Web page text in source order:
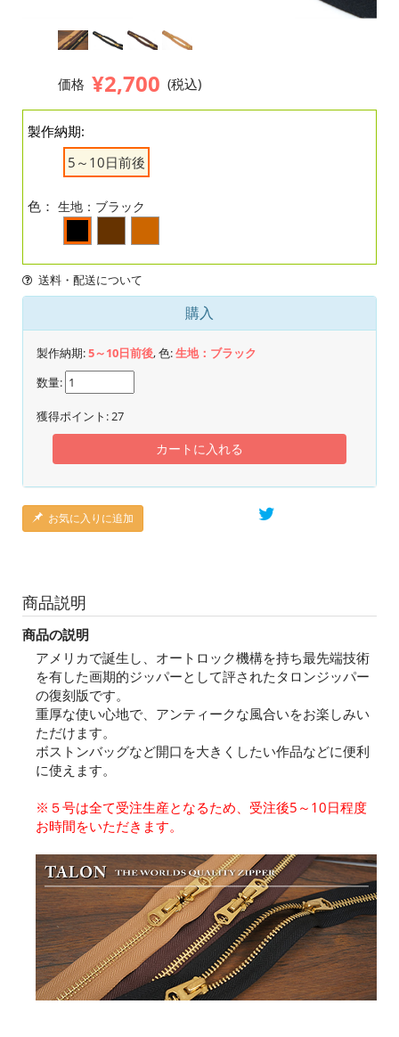
価格 ¥2,700 (税込)
製作納期:
5～10日前後
色： 生地：ブラック
送料・配送について
購入
製作納期:5～10日前後, 色:生地：ブラック
数量:
獲得ポイント:27
カートに入れる
お気に入りに追加
商品説明
商品の説明
アメリカで誕生し、オートロック機構を持ち最先端技術
を有した画期的ジッパーとして評されたタロンジッパー
の復刻版です。
重厚な使い心地で、アンティークな風合いをお楽しみい
ただけます。
ボストンバッグなど開口を大きくしたい作品などに便利
に使えます。
※５号は全て受注生産となるため、受注後5～10日程度
お時間をいただきます。